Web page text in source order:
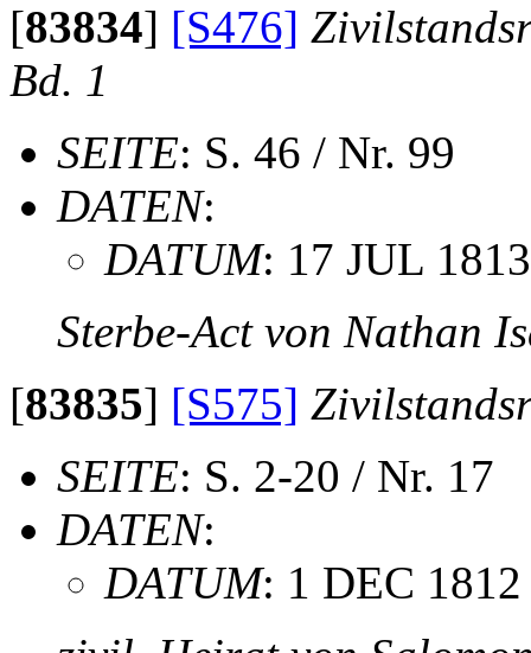
[83834] [S476]
Bd. 1
SEITE: S. 46 / Nr. 99
DATEN:
DATUM: 17 JUL 1813
Sterbe-Act von Nathan
[83835] [S575]
SEITE: S. 2-20 / Nr. 17
DATEN:
DATUM: 1 DEC 1812